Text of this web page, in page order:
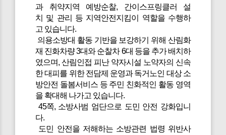
과 취약지역 예방순찰, 간이스프링클러 설
치 및 관리 등 지역안전지킴이 역할을 수행하
고 있습니다.
의용소방대 활동 기반을 보강하기 위해 산림화
재 진화차량 3대와 순찰차 6대 등을 추가 배치하
였으며, 산림인접 피난 약자시설 노약자의 신속
한 대피를 위한 전담제 운영과 독거노인 대상 소
방안전 돌봄서비스 등 주민 친화적인 활동 영역
을 확대해 나가고 있습니다.
45쪽, 소방사범 엄단으로 도민 안전 강화입니
다.
도민 안전을 저해하는 소방관련 법령 위반사